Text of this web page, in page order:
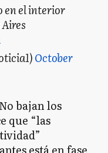
en el interior
October
bajan los
que “las